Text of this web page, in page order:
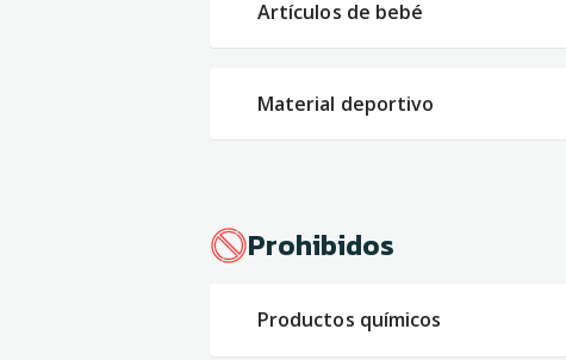
Artículos de bebé
Material deportivo
Prohibidos
Productos químicos